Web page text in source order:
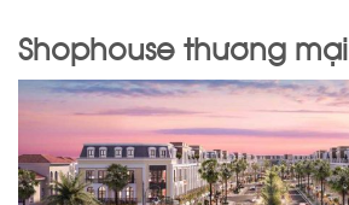
Shophouse thương mại